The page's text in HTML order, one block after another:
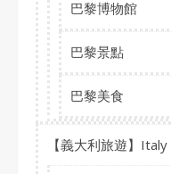
巴黎博物館
巴黎景點
巴黎美食
【義大利旅遊】Italy